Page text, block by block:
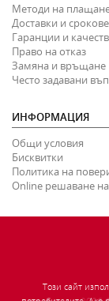
Този сайт
Методи на
Доставки и срокове
Гаранции и
Право на отказ
Замяна и връщане
Често задавани
ИНФОРМАЦИЯ
Общи условия
Бисквитки
Политика на
Online решаване